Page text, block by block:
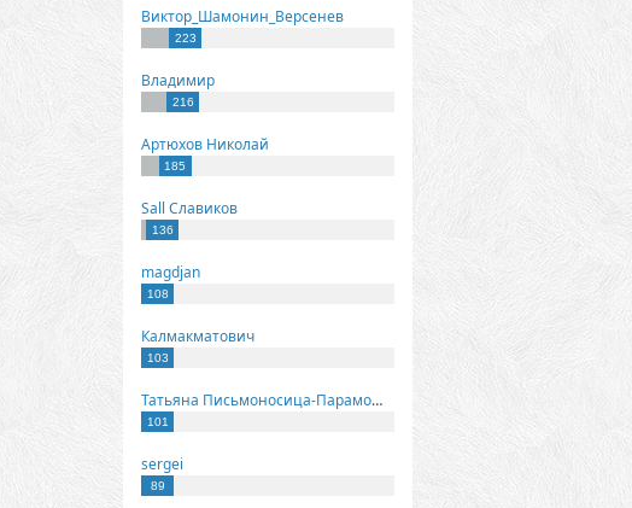
Виктор_Шамонин_Версенев
223
Владимир
216
Артюхов Николай
185
Sall Славиков
136
magdjan
108
Калмакматович
103
Татьяна Письмоносица-Парамонова
101
sergei
89